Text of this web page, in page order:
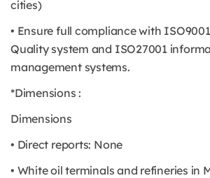
cities)
• Ensure full compliance with
Quality system and ISO27001
management systems.
*Dimensions :
Dimensions
• Direct reports: None
• White oil terminals and refineries in